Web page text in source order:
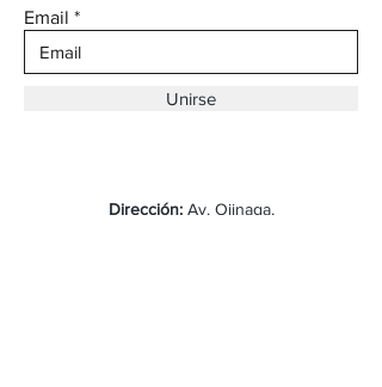
Email
Unirse
Dirección: Av. Ojinaga,